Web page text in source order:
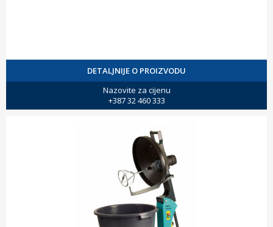
DETALJNIJE O PROIZVODU
Nazovite za cijenu
+387 32 460 333